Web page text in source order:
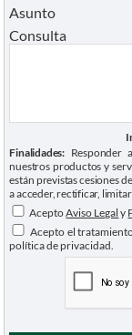
Asunto
Consulta
Finalidades: Responder
nuestros productos y
están previstas cesiones
a acceder, rectificar,
AceptoAviso Legal y
Acepto el
política de privacidad.